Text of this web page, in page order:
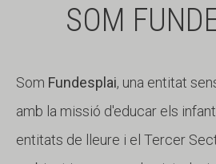
SOM
Som Fundesplai, una entitat
amb la missió d'educar els
entitats de lleure i el Tercer